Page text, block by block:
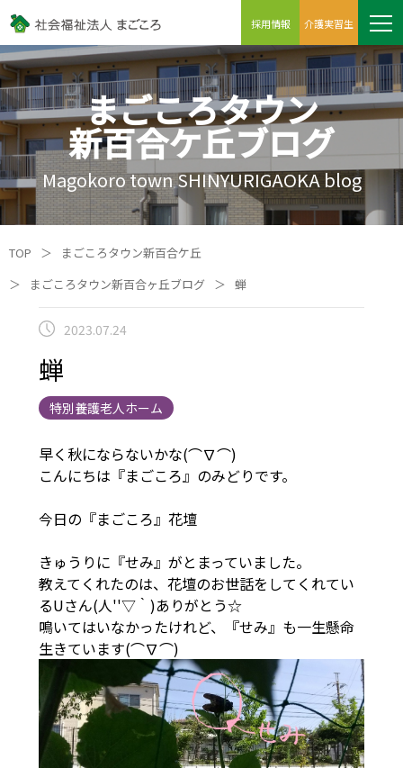
採用情報 介護実習生
まごころタウン
新百合ケ丘ブログ
Magokoro town SHINYURIGAOKA blog
TOP ＞
まごころタウン新百合ケ丘
＞
まごころタウン新百合ヶ丘ブログ ＞ 蝉
2023.07.24
蝉
特別養護老人ホーム
早く秋にならないかな(⌒∇⌒)
こんにちは『まごころ』のみどりです。
今日の『まごころ』花壇
きゅうりに『せみ』がとまっていました。
教えてくれたのは、花壇のお世話をしてくれてい
るUさん(人''▽｀)ありがとう☆
鳴いてはいなかったけれど、『せみ』も一生懸命
生きています(⌒∇⌒)